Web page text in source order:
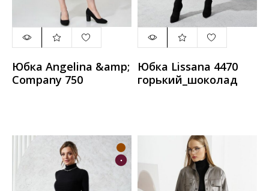
Юбка Angelina &amp;
Сompany 750
Юбка Lissana 4470
горький_шоколад